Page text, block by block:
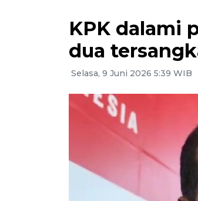
KPK dalami
dua
Selasa, 9 Juni 2026 5:39 WIB